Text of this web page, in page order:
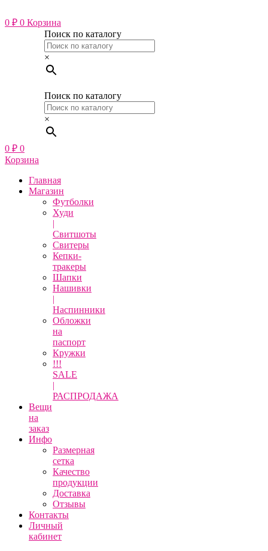
к
содержимому
0 ₽ 0 Корзина
Поиск по каталогу
×
Поиск по каталогу
×
0 ₽ 0
Корзина
Главная
Магазин
Футболки
Худи
|
Свитшоты
Свитеры
Кепки-
тракеры
Шапки
Нашивки
|
Наспинники
Обложки
на
паспорт
Кружки
!!!
SALE
|
РАСПРОДАЖА
Вещи
на
заказ
Инфо
Размерная
сетка
Качество
продукции
Доставка
Отзывы
Контакты
Личный
кабинет